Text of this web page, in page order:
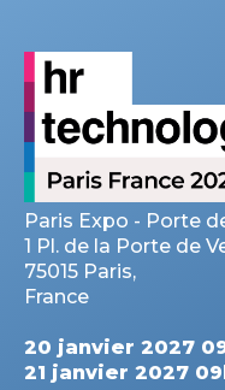
Paris Expo - Porte
1 Pl. de la Porte de
75015 Paris,
France
20 janvier 2027
21 janvier 2027